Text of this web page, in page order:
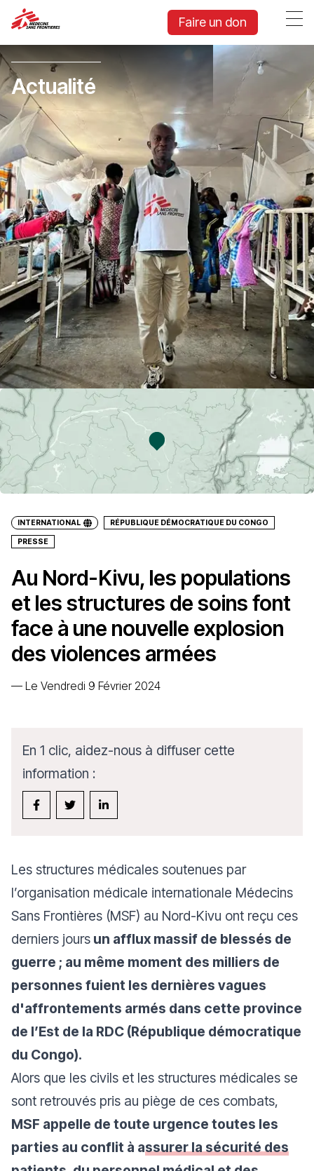
Faire un don
Actualité
INTERNATIONAL RÉPUBLIQUE DÉMOCRATIQUE DU CONGO
PRESSE
Au Nord-Kivu, les populations
et les structures de soins font
face à une nouvelle explosion
des violences armées
— Le Vendredi 9 Février 2024
En 1 clic, aidez-nous à diffuser cette
information :
Les structures médicales soutenues par
l’organisation médicale internationale Médecins
Sans Frontières (MSF) au Nord-Kivu ont reçu ces
derniers jours un afflux massif de blessés de
guerre ; au même moment des milliers de
personnes fuient les dernières vagues
d'affrontements armés dans cette province
de l’Est de la RDC (République démocratique
du Congo).
Alors que les civils et les structures médicales se
sont retrouvés pris au piège de ces combats,
MSF appelle de toute urgence toutes les
parties au conflit à assurer la sécurité des